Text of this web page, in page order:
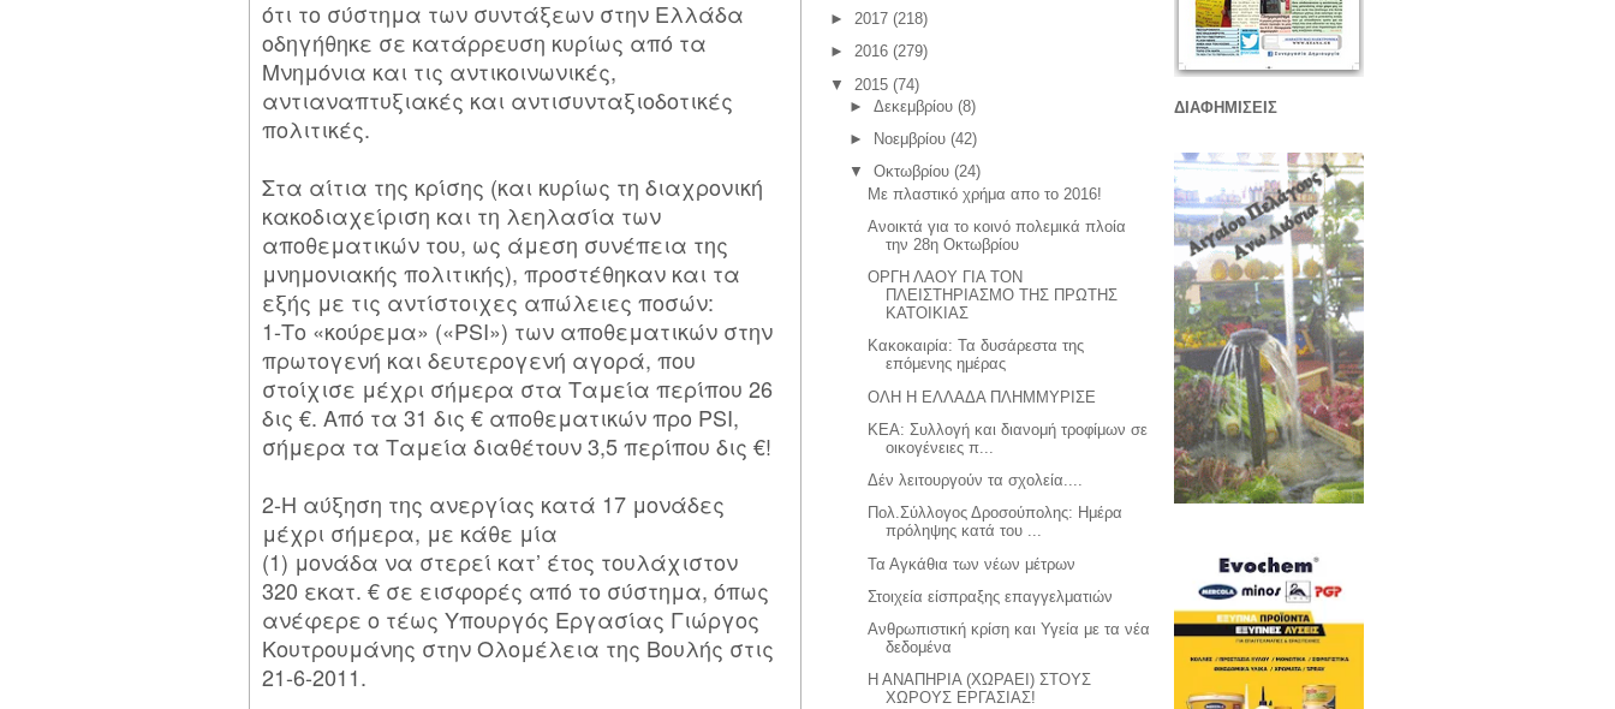
ότι το σύστημα των συντάξεων στην Ελλάδα
οδηγήθηκε σε κατάρρευση κυρίως από τα
Μνημόνια και τις αντικοινωνικές,
αντιαναπτυξιακές και αντισυνταξιοδοτικές
πολιτικές.
Στα αίτια της κρίσης (και κυρίως τη διαχρονική
κακοδιαχείριση και τη λεηλασία των
αποθεματικών του, ως άμεση συνέπεια της
μνημονιακής πολιτικής), προστέθηκαν και τα
εξής με τις αντίστοιχες απώλειες ποσών:
1-Το «κούρεμα» («PSI») των αποθεματικών στην
πρωτογενή και δευτερογενή αγορά, που
στοίχισε μέχρι σήμερα στα Ταμεία περίπου 26
δις €. Από τα 31 δις € αποθεματικών προ PSI,
σήμερα τα Ταμεία διαθέτουν 3,5 περίπου δις €!
2-Η αύξηση της ανεργίας κατά 17 μονάδες
μέχρι σήμερα, με κάθε μία
(1) μονάδα να στερεί κατ’ έτος τουλάχιστον
320 εκατ. € σε εισφορές από το σύστημα, όπως
ανέφερε ο τέως Υπουργός Εργασίας Γιώργος
Κουτρουμάνης στην Ολομέλεια της Βουλής στις
21-6-2011.
► 2017 (218)
► 2016 (279)
▼
2015 (74)
► Δεκεμβρίου (8)
►
Νοεμβρίου (42)
▼
Οκτωβρίου (24)
Με πλαστικό χρήμα απο το 2016!
Ανοικτά για το κοινό πολεμικά πλοία
την 28η Οκτωβρίου
ΟΡΓΗ ΛΑΟΥ ΓΙΑ ΤΟΝ
ΠΛΕΙΣΤΗΡΙΑΣΜΟ ΤΗΣ ΠΡΩΤΗΣ
ΚΑΤΟΙΚΙΑΣ
Κακοκαιρία: Τα δυσάρεστα της
επόμενης ημέρας
ΟΛΗ Η ΕΛΛΑΔΑ ΠΛΗΜΜΥΡΙΣΕ
ΚΕΑ: Συλλογή και διανομή τροφίμων σε
οικογένειες π...
Δέν λειτουργούν τα σχολεία....
Πολ.Σύλλογος Δροσούπολης: Ημέρα
πρόληψης κατά του ...
Τα Αγκάθια των νέων μέτρων
Στοιχεία είσπραξης επαγγελματιών
Ανθρωπιστική κρίση και Υγεία με τα νέα
δεδομένα
Η ΑΝΑΠΗΡΙΑ (ΧΩΡΑΕΙ) ΣΤΟΥΣ
ΧΩΡΟΥΣ ΕΡΓΑΣΙΑΣ!
ΔΙΑΦΗΜΙΣΕΙΣ